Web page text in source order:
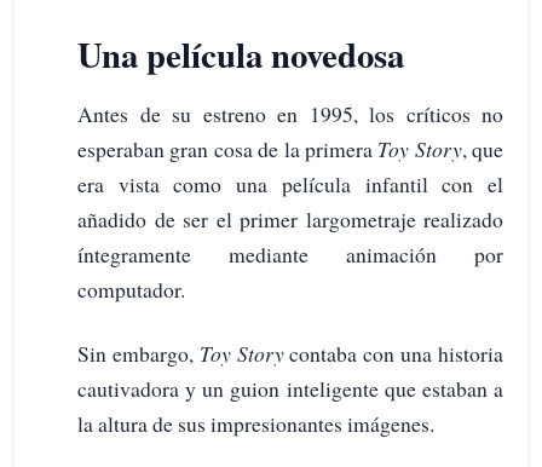
Una película novedosa
Antes de su estreno en 1995, los críticos no
esperaban gran cosa de la primera Toy Story, que
era vista como una película infantil con el
añadido de ser el primer largometraje realizado
íntegramente mediante animación por
computador.
Sin embargo, Toy Storycontaba con una historia
cautivadora y un guion inteligente que estaban a
la altura de sus impresionantes imágenes.